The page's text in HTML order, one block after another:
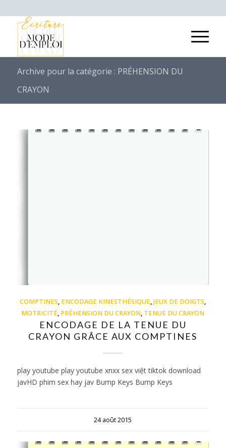
Archive pour la catégorie : PRÉHENSION DU
CRAYON
COMPTINES, ENCODAGE KINESTHÉSIQUE,JEUX DE DOIGTS,
MOTRICITÉ, PRÉHENSION DU CRAYON, TENUE DU CRAYON
ENCODAGE DE LA TENUE DU
CRAYON GRÂCE AUX COMPTINES
play youtube play youtube xnxx sex việt tiktok download
javHD phim sex hay jav Bump Keys Bump Keys
24 août 2015